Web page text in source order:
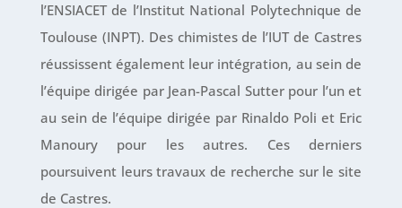
l’ENSIACET de l’Institut National Polytechnique de
Toulouse (INPT). Des chimistes de l’IUT de Castres
réussissent également leur intégration, au sein de
l’équipe dirigée par Jean-Pascal Sutter pour l’un et
au sein de l’équipe dirigée par Rinaldo Poli et Eric
Manoury pour les autres. Ces derniers
poursuivent leurs travaux de recherche sur le site
de Castres.